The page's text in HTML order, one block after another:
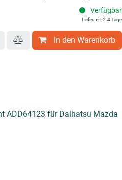
Verfügbar
Lieferzeit: 2-4 Tage
In den Warenkorb